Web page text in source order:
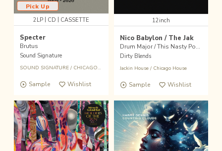
Pick Up
2LP| CD CASSETTE
Specter
Brutus
Sound Signature
SOUND SIGNATURE/ CHICAGO HOUSE
Sample Wishlist
12inch
Nico Babylon / The Jak
Drum Major / This Nasty Possession
Dirty Blends
Jackin House/ Chicago House
Sample Wishlist